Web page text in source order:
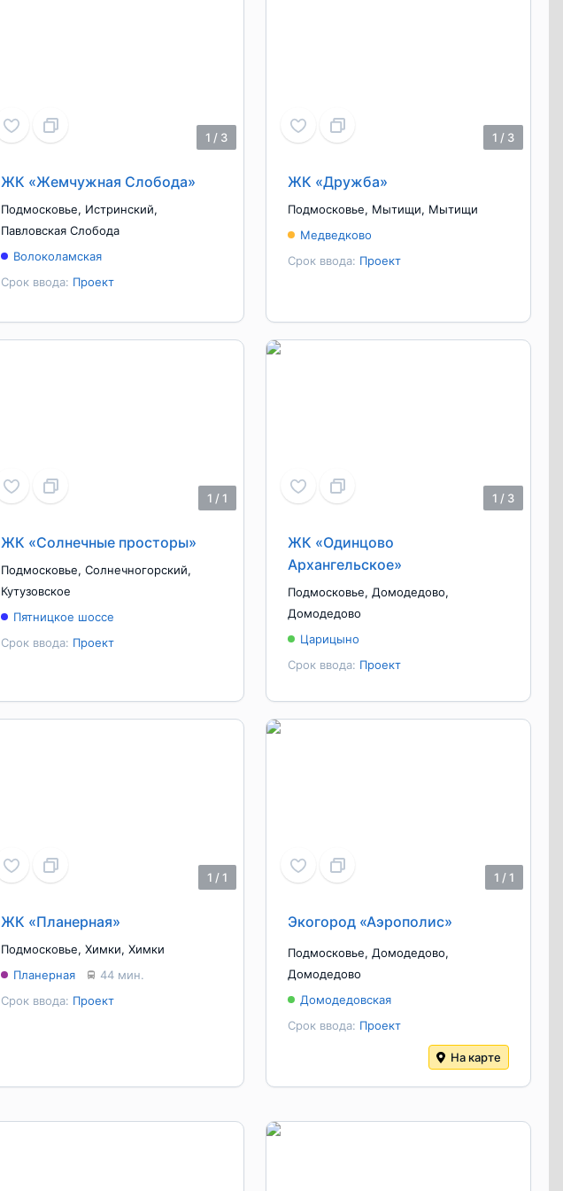
1 / 3
ЖК «Жемчужная Слобода»
Подмосковье, Истринский,
Павловская Слобода
Срок ввода: Проект
Волоколамская
1 / 3
ЖК «Дружба»
Подмосковье, Мытищи, Мытищи
Срок ввода: Проект
Медведково
1 /1
ЖК «Солнечные просторы»
Подмосковье, Солнечногорский,
Кутузовское
Срок ввода: Проект
Пятницкое шоссе
1 / 3
ЖК «Одинцово
Архангельское»
Подмосковье, Домодедово,
Домодедово
Срок ввода: Проект
Царицыно
1 /1
ЖК «Планерная»
Подмосковье, Химки, Химки
Срок ввода: Проект
Планерная 44 мин.
1 /1
Экогород «Аэрополис»
Подмосковье, Домодедово,
Домодедово
Срок ввода: Проект
Домодедовская
На карте